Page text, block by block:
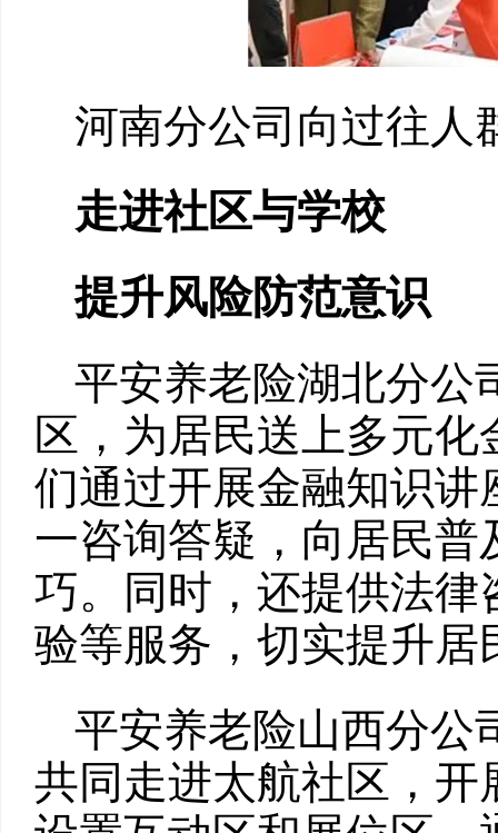
河南分公司向过往人
走进社区与学校
提升风险防范意识
平安养老险湖北分公
区，为居民送上多元
们通过开展金融知识
一咨询答疑，向居民
巧。同时，还提供法
验等服务，切实提升居
平安养老险山西分公
共同走进太航社区，